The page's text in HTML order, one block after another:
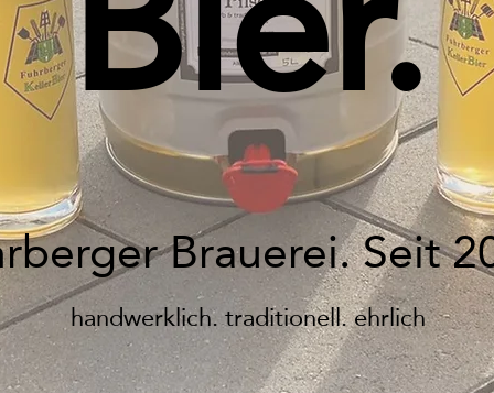
Brauerei. Seit
handwerklich. traditionell. ehrlich